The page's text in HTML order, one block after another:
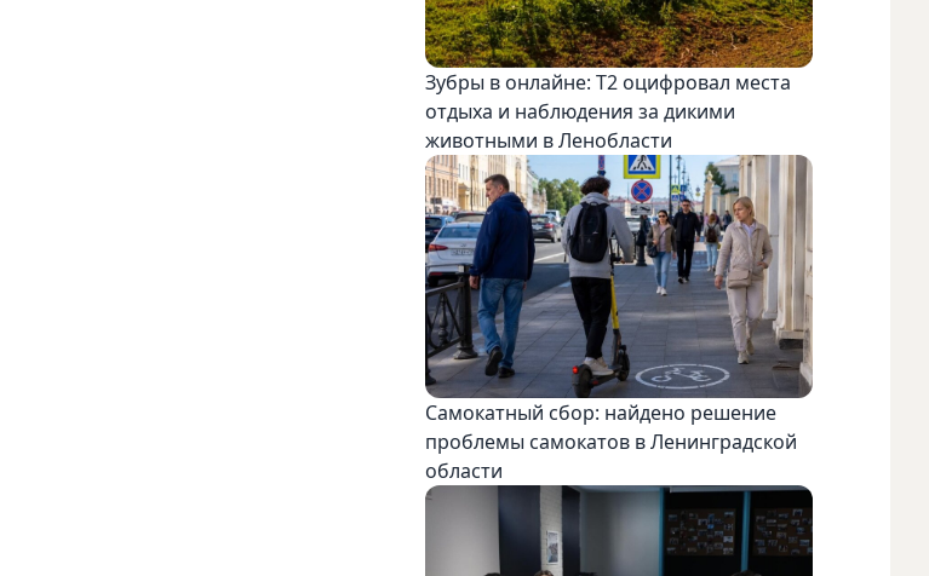
Зубры в онлайне: Т2 оцифровал места
отдыха и наблюдения за дикими
животными в Ленобласти
Самокатный сбор: найдено решение
проблемы самокатов в Ленинградской
области